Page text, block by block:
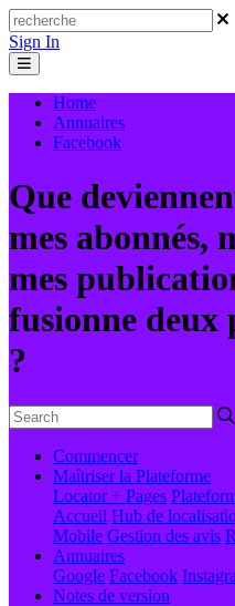
Sign In
Home
Annuaires
Facebook
Que
mes abonnés,
mes
fusionne deux
?
Commencer
Maîtriser la Plateforme
Locator + Pages
Accueil Hub de
Mobile Gestion des avis
Annuaires
Google Facebook
Notes de version